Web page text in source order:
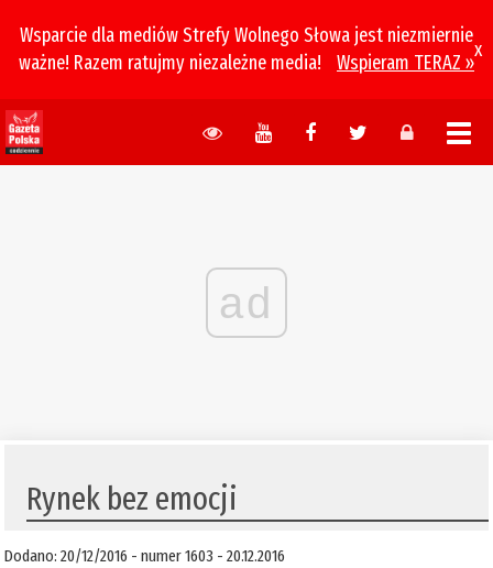
Wsparcie dla mediów Strefy Wolnego Słowa jest niezmiernie
ważne! Razem ratujmy niezależne media!
Wspieram TERAZ »
x
ad
Rynek bez emocji
Dodano: 20/12/2016 - numer 1603 - 20.12.2016